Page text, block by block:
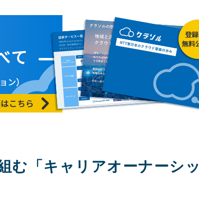
む「キャリアオーナーシッ